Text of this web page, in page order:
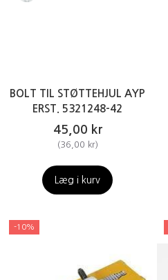
BOLT TIL STØTTEHJUL AYP
ERST. 5321248-42
45,00 kr
(36,00 kr)
Læg i kurv
-10%